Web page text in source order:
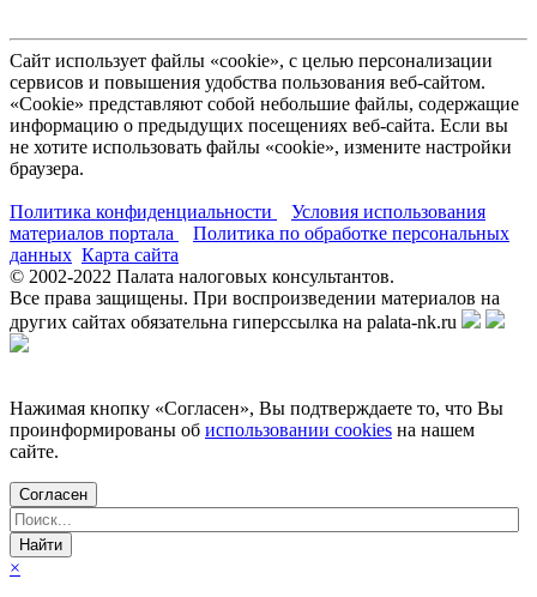
Сайт использует файлы «cookie», с целью персонализации
сервисов и повышения удобства пользования веб-сайтом.
«Cookie» представляют собой небольшие файлы, содержащие
информацию о предыдущих посещениях веб-сайта. Если вы
не хотите использовать файлы «cookie», измените настройки
браузера.
Политика конфиденциальности
Условия использования
материалов портала
Политика по обработке персональных
данных Карта сайта
© 2002-2022 Палата налоговых консультантов.
Все права защищены. При воспроизведении материалов на
других сайтах обязательна гиперссылка на palata-nk.ru
Нажимая кнопку «Согласен», Вы подтверждаете то, что Вы
проинформированы об использовании cookies на нашем
сайте.
Согласен
×